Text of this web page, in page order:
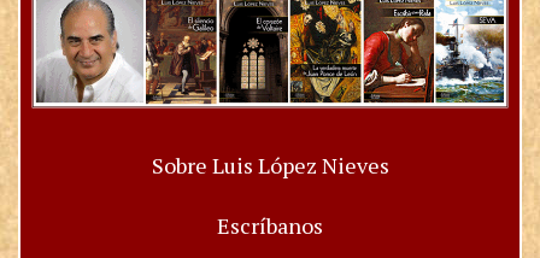
Sobre Luis López Nieves
Escríbanos